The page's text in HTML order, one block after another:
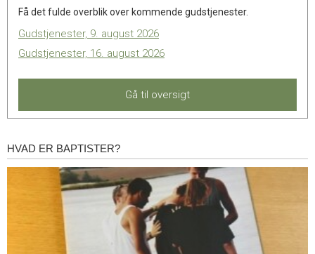
Få det fulde overblik over kommende gudstjenester.
Gudstjenester, 9. august 2026
Gudstjenester, 16. august 2026
Gå til oversigt
Hvad
er
HVAD ER BAPTISTER?